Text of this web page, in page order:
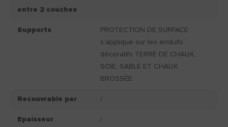
entre 2 couches
Supports
PROTECTION DE SURFACE
s’applique sur les enduits
décoratifs TERRE DE CHAUX,
SOIE, SABLÉ ET CHAUX
BROSSÉE.
Recouvrable par /
Epaisseur
/